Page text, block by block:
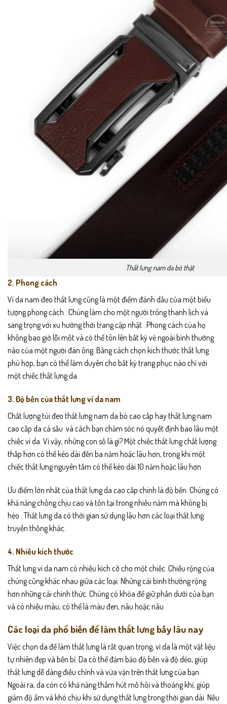
Thắt lưng nam da bò thật
2. Phong cách
Ví da nam đeo thắt lưng cũng là một điểm đánh dấu của một biểu
tượng phong cách . Chúng làm cho một người trông thanh lịch và
sang trọng với xu hướng thời trang cập nhật . Phong cách của họ
không bao giờ lỗi mốt và có thể tôn lên bất kỳ vẻ ngoài bình thường
nào của một người đàn ông. Bằng cách chọn kích thước thắt lưng
phù hợp, bạn có thể làm duyên cho bất kỳ trang phục nào chỉ với
một chiếc thắt lưng da.
3. Độ bền của thắt lưng ví da nam
Chất lượng túi đeo thắt lưng nam da bò cao cấp hay thắt lưng nam
cao cấp da cá sấu và cách bạn chăm sóc nó quyết định bao lâu một
chiếc ví da. Vì vậy, những con số là gì? Một chiếc thắt lưng chất lượng
thấp hơn có thể kéo dài đến ba năm hoặc lâu hơn, trong khi một
chiếc thắt lưng nguyên tấm có thể kéo dài 10 năm hoặc lâu hơn.
Ưu điểm lớn nhất của thắt lưng da cao cấp chính là độ bền. Chúng có
khả năng chống chịu cao và tồn tại trong nhiều năm mà không bị
héo . Thắt lưng da có thời gian sử dụng lâu hơn các loại thắt lưng
truyền thống khác.
4. Nhiều kích thước
Thắt lưng ví da nam có nhiều kích cỡ cho một chiếc. Chiều rộng của
chúng cũng khác nhau giữa các loại. Những cái bình thường rộng
hơn những cái chính thức. Chúng có khóa để giữ phần dưới của bạn
và có nhiều màu, có thể là màu đen, nâu hoặc nâu.
Các loại da phổ biến để làm thắt lưng bấy lâu nay
Việc chọn da để làm thắt lưng là rất quan trọng, vì da là một vật liệu
tự nhiên đẹp và bền bỉ. Da có thể đảm bảo độ bền và độ dẻo, giúp
thắt lưng dễ dàng điều chỉnh và vừa vặn trên thắt lưng của bạn.
Ngoài ra, da còn có khả năng thấm hút mồ hôi và thoáng khí, giúp
giảm độ ẩm và khó chịu khi sử dụng thắt lưng trong thời gian dài. Nếu